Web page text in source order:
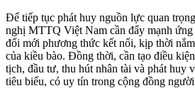
Để tiếp tục phát huy nguồn lực quan
nghị MTTQ Việt Nam cần đẩy mạnh ứng
đổi mới phương thức kết nối, kịp thời
của kiều bào. Đồng thời, cần tạo điều
tịch, đầu tư, thu hút nhân tài và phát huy
tiêu biểu, có uy tín trong cộng đồng